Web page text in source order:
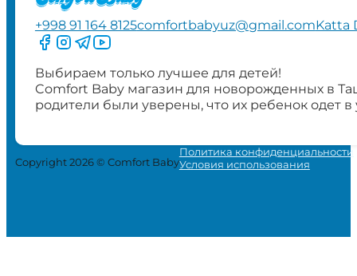
+998 91 164 8125comfortbabyuz@gmail.comKatta
Следите за нами на Facebook
Следите за нами в Instagram
Следите за нами в Telegram
Следите за нами в YouTube
Выбираем только лучшее для детей!
Comfort Baby магазин для новорожденных в
родители были уверены, что их ребенок одет
Copyright 2026 © Comfort Baby
Политика конфиденциальности
Условия использования